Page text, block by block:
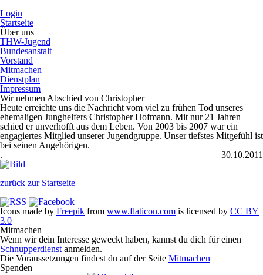
Login
Startseite
Über uns
THW-Jugend
Bundesanstalt
Vorstand
Mitmachen
Dienstplan
Impressum
Wir nehmen Abschied von Christopher
Heute erreichte uns die Nachricht vom viel zu frühen Tod unseres
ehemaligen Junghelfers Christopher Hofmann. Mit nur 21 Jahren
schied er unverhofft aus dem Leben. Von 2003 bis 2007 war ein
engagiertes Mitglied unserer Jugendgruppe. Unser tiefstes Mitgefühl ist
bei seinen Angehörigen.
.
30.10.2011
zurück zur Startseite
Icons made by Freepik from www.flaticon.com is licensed by CC BY
3.0
Mitmachen
Wenn wir dein Interesse geweckt haben, kannst du dich für einen
Schnupperdienst anmelden.
Die Voraussetzungen findest du auf der Seite Mitmachen
Spenden